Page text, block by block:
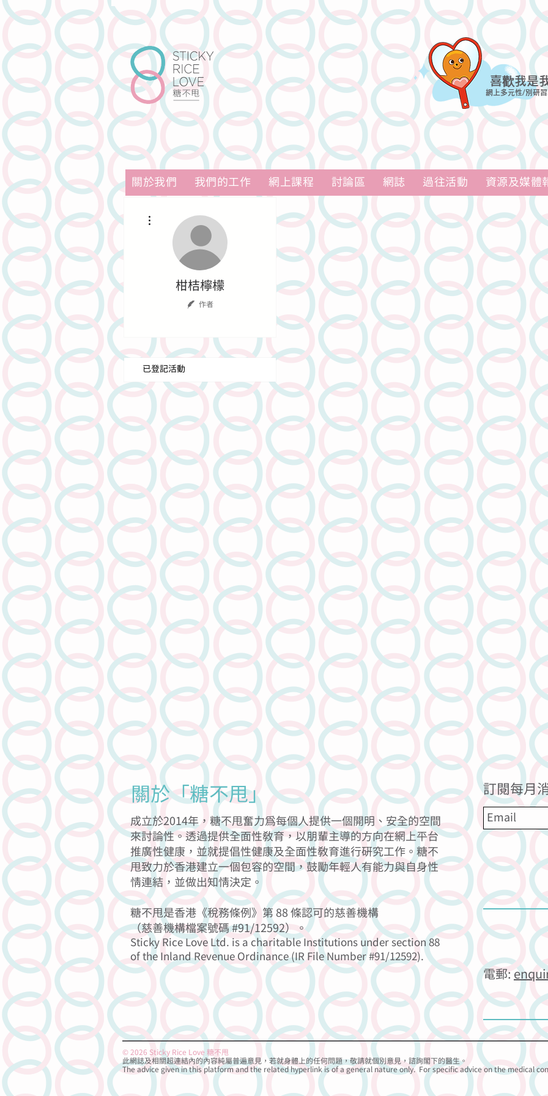
喜歡我是
網上多元性/別研
關於我們 我們的工作 網上課程 討論區 網誌 過往活動 資源及媒體
柑桔檸檬
作者
已登記活動
關於「糖不甩」
成立於2014年，糖不甩奮力為每個人提供一個開明、安全的空間
來討論性。透過提供全面性教育，以朋輩主導的方向在網上平台
推廣性健康，並就提倡性健康及全面性教育進行研究工作。糖不
甩致力於香港建立一個包容的空間，鼓勵年輕人有能力與自身性
情連結，並做出知情決定。
糖不甩是香港《稅務條例》第 88 條認可的慈善機構
（慈善機構檔案號碼 #91/12592）。
Sticky Rice Love Ltd. is a charitable Institutions under section 88
of the Inland Revenue Ordinance (IR File Number #91/12592).
訂閱每月
電郵:
© 2026 Sticky Rice Love 糖不甩
此網誌及相關超連結內的內容純屬普遍意見，若就身體上的任何問題，敬請就個別意見，諮詢閣下的醫生。
The advice given in this platform and the related hyperlink is of a general nature only. For specific advice on the medical